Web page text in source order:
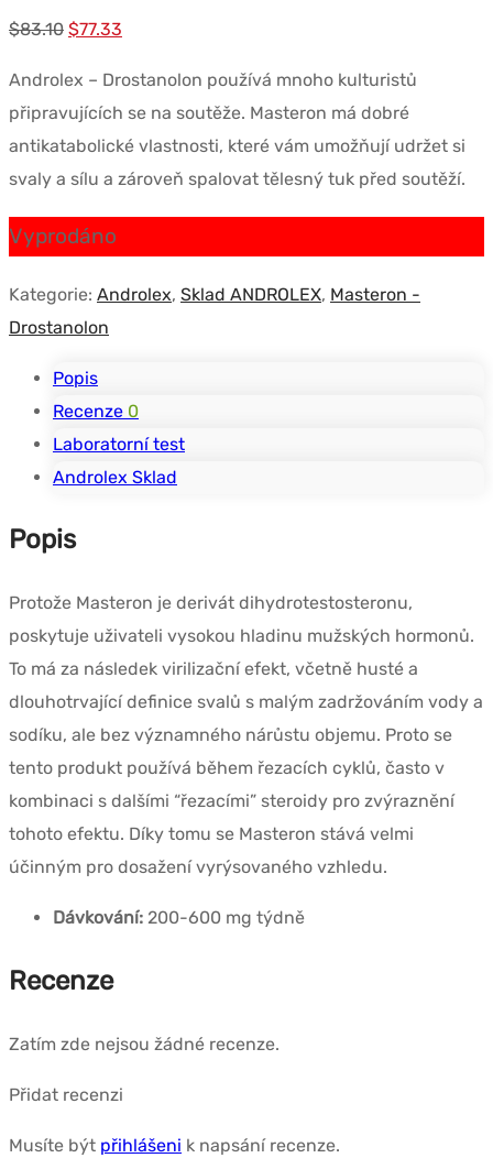
$83.10 Původní
$83.10.
$77.33
Androlex – Drostanolon používá mnoho kulturistů
připravujících se na soutěže. Masteron má dobré
antikatabolické vlastnosti, které vám umožňují udržet si
svaly a sílu a zároveň spalovat tělesný tuk před soutěží.
Vyprodáno
Kategorie: Androlex, Sklad ANDROLEX, Masteron -
Drostanolon
Popis
Recenze 0
Laboratorní test
Androlex Sklad
Popis
Protože Masteron je derivát dihydrotestosteronu,
poskytuje uživateli vysokou hladinu mužských hormonů.
To má za následek virilizační efekt, včetně husté a
dlouhotrvající definice svalů s malým zadržováním vody a
sodíku, ale bez významného nárůstu objemu. Proto se
tento produkt používá během řezacích cyklů, často v
kombinaci s dalšími “řezacími” steroidy pro zvýraznění
tohoto efektu. Díky tomu se Masteron stává velmi
účinným pro dosažení vyrýsovaného vzhledu.
Dávkování: 200-600 mg týdně
Recenze
Zatím zde nejsou žádné recenze.
Přidat recenzi
Musíte být přihlášeni k napsání recenze.